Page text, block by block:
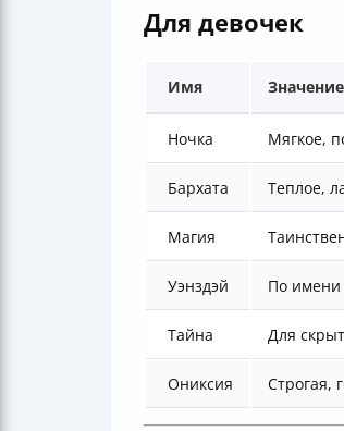
Для девочек
Имя
Ночка Мягкое,
Бархата Теплое,
Магия
Уэнздэй По имени
Тайна Для
Ониксия Строгая,